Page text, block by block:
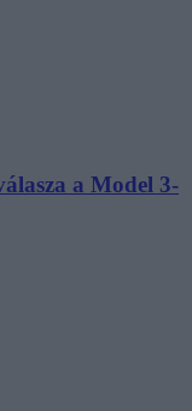
a Model 3-